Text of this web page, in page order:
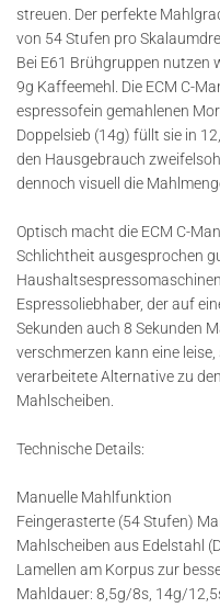
streuen. Der perfekte
von 54 Stufen pro
Bei E61 Brühgruppen nutzen
9g Kaffeemehl. Die ECM C-
espressofein gemahlenen
Doppelsieb (14g) füllt sie in
den Hausgebrauch
dennoch visuell die
Optisch macht die ECM C-
Schlichtheit ausgesprochen
Espressoliebhaber, der auf
Sekunden auch 8 Sekunden
verschmerzen kann eine
verarbeitete Alternative zu
Mahlscheiben.
Technische Details:
Manuelle Mahlfunktion
Feingerasterte (54 Stufen)
Mahlscheiben aus Edelstahl
Lamellen am Korpus zur
Mahldauer: 8,5g/8s, 14g/